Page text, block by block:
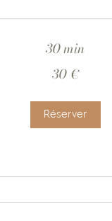
30 min
30 €
Réserver